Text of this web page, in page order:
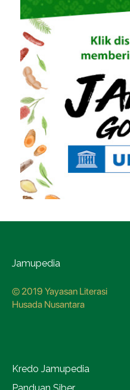
Jamupedia
© 2019 Yayasan Literasi
Husada Nusantara
Kredo Jamupedia